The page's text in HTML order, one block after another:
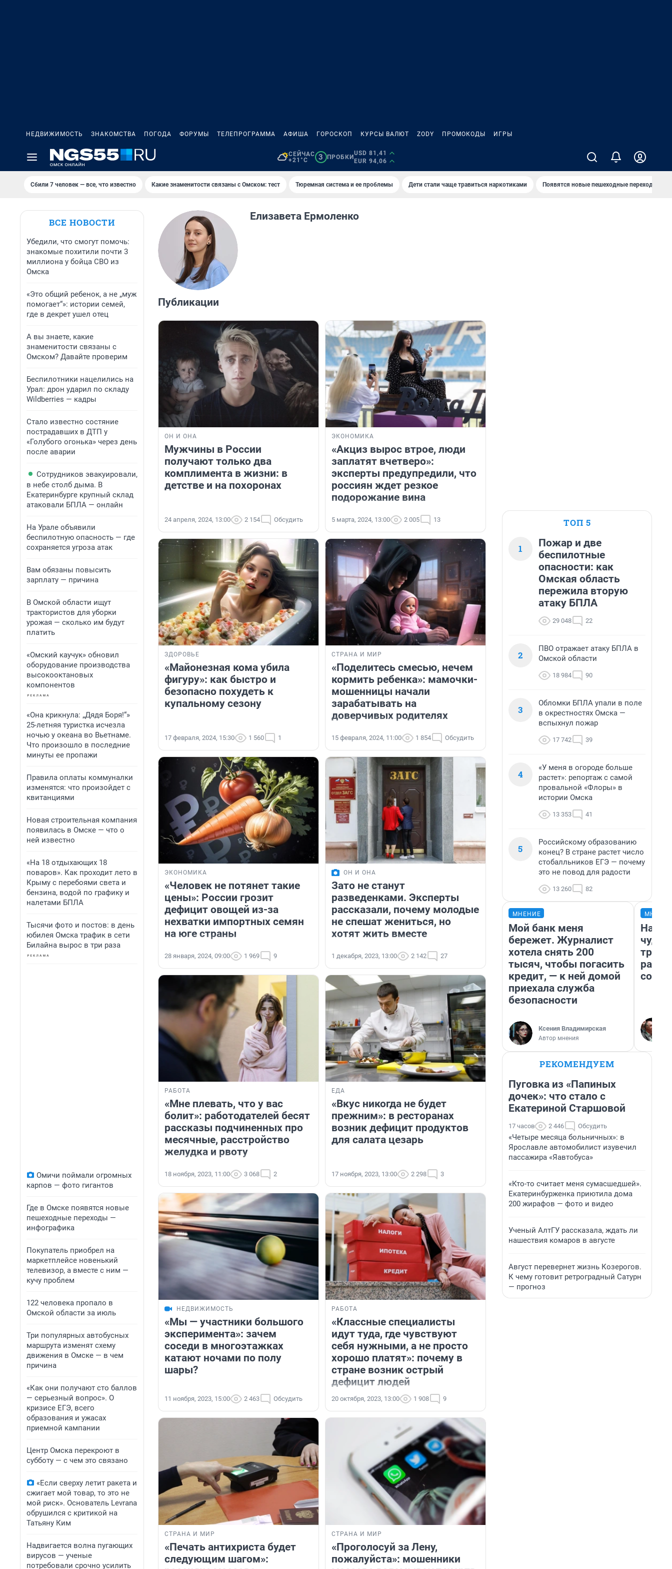
НЕДВИЖИМОСТЬ ЗНАКОМСТВА ПОГОДА ФОРУМЫ ТЕЛЕПРОГРАММА АФИША ГОРОСКОП КУРСЫ ВАЛЮТ ZODY ПРОМОКОДЫ ИГРЫ
СЕЙЧАС
+21°C
3 ПРОБКИ
USD 81,41
EUR 94,06
Сбили 7 человек — все, что известно Какие знаменитости связаны с Омском: тест Тюремная система и ее проблемы Дети стали чаще травиться наркотиками Появятся новые пешеходные переходы
ВСЕ НОВОСТИ
Убедили, что смогут помочь:
знакомые похитили почти 3
миллиона у бойца СВО из
Омска
«Это общий ребенок, а не „муж
помогает“»: истории семей,
где в декрет ушел отец
А вы знаете, какие
знаменитости связаны с
Омском? Давайте проверим
Беспилотники нацелились на
Урал: дрон ударил по складу
Wildberries — кадры
Стало известно состяние
пострадавших в ДТП у
«Голубого огонька» через день
после аварии
Сотрудников эвакуировали,
в небе столб дыма. В
Екатеринбурге крупный склад
атаковали БПЛА — онлайн
На Урале объявили
беспилотную опасность — где
сохраняется угроза атак
Вам обязаны повысить
зарплату — причина
В Омской области ищут
трактористов для уборки
урожая — сколько им будут
платить
«Омский каучук» обновил
оборудование производства
высокооктановых
компонентов
«Она крикнула: „Дядя Боря!“»
25-летняя туристка исчезла
ночью у океана во Вьетнаме.
Что произошло в последние
минуты ее пропажи
Правила оплаты коммуналки
изменятся: что произойдет с
квитанциями
Новая строительная компания
появилась в Омске — что о
ней известно
«На 18 отдыхающих 18
поваров». Как проходит лето в
Крыму с перебоями света и
бензина, водой по графику и
налетами БПЛА
Тысячи фото и постов: в день
юбилея Омска трафик в сети
Билайна вырос в три раза
Омичи поймали огромных
карпов — фото гигантов
Где в Омске появятся новые
пешеходные переходы —
инфографика
Покупатель приобрел на
маркетплейсе новенький
телевизор, а вместе с ним —
кучу проблем
122 человека пропало в
Омской области за июль
Три популярных автобусных
маршрута изменят схему
движения в Омске — в чем
причина
«Как они получают сто баллов
— серьезный вопрос». О
кризисе ЕГЭ, всего
образования и ужасах
приемной кампании
Центр Омска перекроют в
субботу — с чем это связано
«Если сверху летит ракета и
сжигает мой товар, то это не
мой риск». Основатель Levrana
обрушился с критикой на
Татьяну Ким
Надвигается волна пугающих
вирусов — ученые
потребовали срочно усилить
Елизавета Ермоленко
Публикации
ОН И ОНА
Мужчины в России
получают только два
комплимента в жизни: в
детстве и на похоронах
24 апреля, 2024, 13:00 2 154 Обсудить
ЭКОНОМИКА
«Акциз вырос втрое, люди
заплатят вчетверо»:
эксперты предупредили, что
россиян ждет резкое
подорожание вина
5 марта, 2024, 13:00 2 005 13
ЗДОРОВЬЕ
«Майонезная кома убила
фигуру»: как быстро и
безопасно похудеть к
купальному сезону
17 февраля, 2024, 15:30 1 560 1
СТРАНА И МИР
«Поделитесь смесью, нечем
кормить ребенка»: мамочки-
мошенницы начали
зарабатывать на
доверчивых родителях
15 февраля, 2024, 11:00 1 854 Обсудить
ЭКОНОМИКА
«Человек не потянет такие
цены»: России грозит
дефицит овощей из-за
нехватки импортных семян
на юге страны
28 января, 2024, 09:00 1 969 9
ОН И ОНА
Зато не станут
разведенками. Эксперты
рассказали, почему молодые
не спешат жениться, но
хотят жить вместе
1 декабря, 2023, 13:00 2 142 27
РАБОТА
«Мне плевать, что у вас
болит»: работодателей бесят
рассказы подчиненных про
месячные, расстройство
желудка и рвоту
18 ноября, 2023, 11:00 3 068 2
ЕДА
«Вкус никогда не будет
прежним»: в ресторанах
возник дефицит продуктов
для салата цезарь
17 ноября, 2023, 13:00 2 298 3
НЕДВИЖИМОСТЬ
«Мы — участники большого
эксперимента»: зачем
соседи в многоэтажках
катают ночами по полу
шары?
11 ноября, 2023, 15:00 2 463 Обсудить
РАБОТА
«Классные специалисты
идут туда, где чувствуют
себя нужными, а не просто
хорошо платят»: почему в
стране возник острый
дефицит людей
20 октября, 2023, 13:00 1 908 9
СТРАНА И МИР
«Печать антихриста будет
следующим шагом»:
СТРАНА И МИР
«Проголосуй за Лену,
пожалуйста»: мошенники
ТОП 5
1
Пожар и две
беспилотные
опасности: как
Омская область
пережила вторую
атаку БПЛА
29 048 22
2
ПВО отражает атаку БПЛА в
Омской области
18 984 90
3
Обломки БПЛА упали в поле
в окрестностях Омска —
вспыхнул пожар
17 742 39
4
«У меня в огороде больше
растет»: репортаж с самой
провальной «Флоры» в
истории Омска
13 353 41
5
Российскому образованию
конец? В стране растет число
стобалльников ЕГЭ — почему
это не повод для радости
13 260 82
МНЕНИЕ
Мой банк меня
бережет. Журналист
хотела снять 200
тысяч, чтобы погасить
кредит, — к ней домой
приехала служба
безопасности
Ксения Владимирская
Автор мнения
РЕКОМЕНДУЕМ
Пуговка из «Папиных
дочек»: что стало с
Екатериной Старшовой
17 часов 2 446 Обсудить
«Четыре месяца больничных»: в
Ярославле автомобилист изувечил
пассажира «Яавтобуса»
«Кто-то считает меня сумасшедшей».
Екатеринбурженка приютила дома
200 жирафов — фото и видео
Ученый АлтГУ рассказала, ждать ли
нашествия комаров в августе
Август перевернет жизнь Козерогов.
К чему готовит ретроградный Сатурн
— прогноз